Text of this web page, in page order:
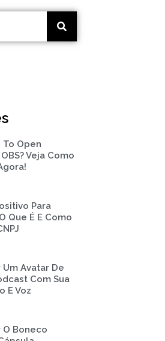
Search
To Open
Veja Como
Para
Que É E Como
Avatar De
Com Sua
E Voz
O Boneco
Page